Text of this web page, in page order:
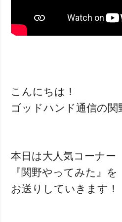
こんにちは！
ゴッドハンド通信の関
本日は大人気コーナー
『関野やってみた』を
お送りしていきます！